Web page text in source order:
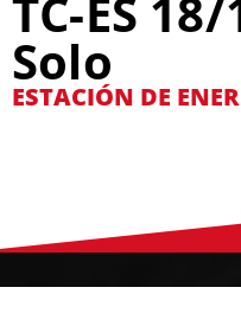
TC-ES
Solo
ESTACIÓN DE